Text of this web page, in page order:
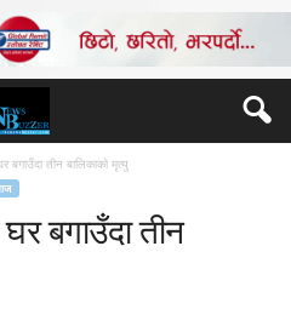
बगाउँदा तीन बालिकाको मृत्यु
बगाउँदा तीन